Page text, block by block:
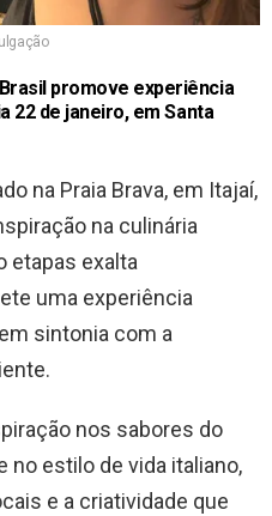
promove experiência
22 de janeiro, em Santa
na Praia Brava, em Itajaí,
na culinária
etapas exalta
uma experiência
sintonia com a
nos sabores do
no estilo de vida italiano,
e a criatividade que